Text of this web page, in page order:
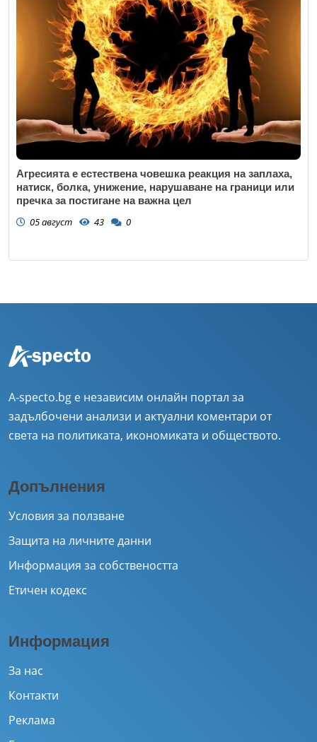
Агресията е естествена човешка реакция на заплаха,
натиск, болка, унижение, нарушаване на граници или
пречка за постигане на важна цел
05 август 43 0
A-specto.bg е независим онлайн портал за
задълбочени анализи и актуални коментари от
света на политиката, икономиката и обществото.
Допълнения
Условия за ползване
Защита на личните данни
Информация за собствеността
Етичен кодекс
Информация
За нас
Контакти
Реклама